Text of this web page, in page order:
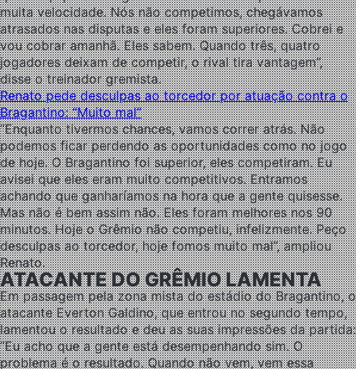
muita velocidade. Nós não competimos, chegávamos
atrasados nas disputas e eles foram superiores. Cobrei e
vou cobrar amanhã. Eles sabem. Quando três, quatro
jogadores deixam de competir, o rival tira vantagem”,
disse o treinador gremista.
Renato pede desculpas ao torcedor por atuação contra o
Bragantino: “Muito mal”
“Enquanto tivermos chances, vamos correr atrás. Não
podemos ficar perdendo as oportunidades como no jogo
de hoje. O Bragantino foi superior, eles competiram. Eu
avisei que eles eram muito competitivos. Entramos
achando que ganharíamos na hora que a gente quisesse.
Mas não é bem assim não. Eles foram melhores nos 90
minutos. Hoje o Grêmio não competiu, infelizmente. Peço
desculpas ao torcedor, hoje fomos muito mal”, ampliou
Renato.
ATACANTE DO GRÊMIO LAMENTA
Em passagem pela zona mista do estádio do Bragantino, o
atacante Everton Galdino, que entrou no segundo tempo,
lamentou o resultado e deu as suas impressões da partida:
“Eu acho que a gente está desempenhando sim. O
problema é o resultado. Quando não vem, vem essa